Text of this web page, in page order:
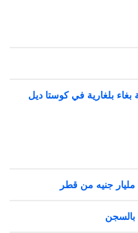
بغاء بلغارية في كوستا ديل